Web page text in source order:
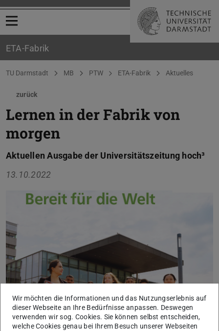
Menü öffnen
ETA-Fabrik
Sie befinden sich hier:
TU Darmstadt MB PTW ETA-Fabrik Aktuelles
zurück
Lernen in der Fabrik von
morgen
Aktuellen Ausgabe der Universitätszeitung hoch³
13.10.2022
Die Lernfabriken CiP, ETA und FlowFactory des PTW
Wir möchten die Informationen und das Nutzungserlebnis auf
dieser Webseite an Ihre Bedürfnisse anpassen. Deswegen
verwenden wir sog. Cookies. Sie können selbst entscheiden,
welche Cookies genau bei Ihrem Besuch unserer Webseiten